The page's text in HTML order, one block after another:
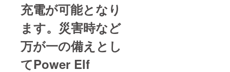
充電が可能となり
ます。災害時など
万が一の備えとし
てPower Elf